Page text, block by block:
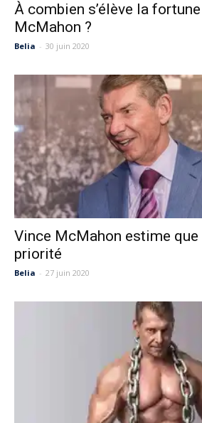
À combien s’élève la
McMahon ?
Belia - 30 juin 2020
Vince McMahon estime
priorité
Belia - 27 juin 2020